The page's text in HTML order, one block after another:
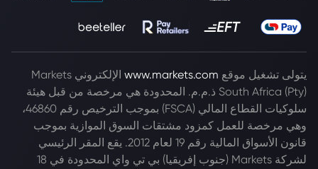
يتولى تشغيل موقع www.markets.com
الإلكتروني Markets
South Africa (Pty) ذ.م.م. المحدودة هي مرخصة من قبل هيئة
سلوكيات القطاع المالي (FSCA) بموجب الترخيص رقم 46860،
وهي مرخصة للعمل كمزود مشتقات السوق الموازية بموجب
قانون الأسواق المالية رقم 19 لعام 2012. يقع المقر الرئيسي
لشركة Markets (جنوب إفريقيا) بي تي واي المحدودة في 18